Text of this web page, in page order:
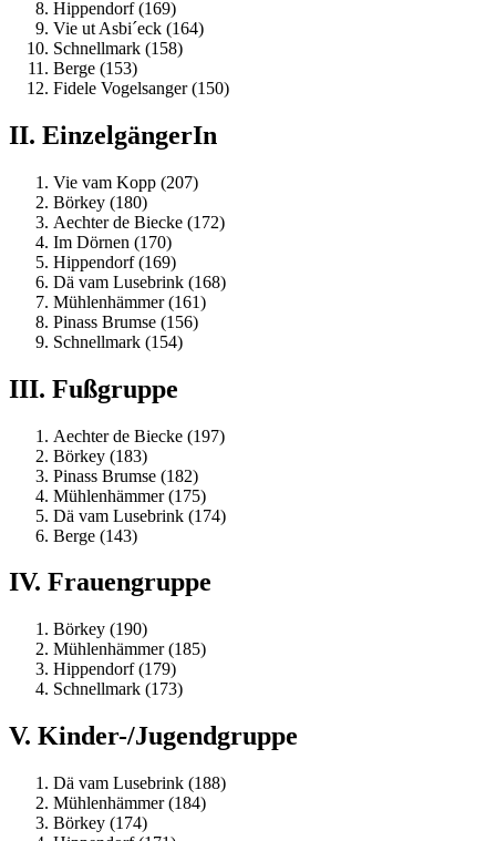
Hippendorf (169)
Vie ut Asbi´eck (164)
Schnellmark (158)
Berge (153)
Fidele Vogelsanger (150)
II. EinzelgängerIn
Vie vam Kopp (207)
Börkey (180)
Aechter de Biecke (172)
Im Dörnen (170)
Hippendorf (169)
Dä vam Lusebrink (168)
Mühlenhämmer (161)
Pinass Brumse (156)
Schnellmark (154)
III. Fußgruppe
Aechter de Biecke (197)
Börkey (183)
Pinass Brumse (182)
Mühlenhämmer (175)
Dä vam Lusebrink (174)
Berge (143)
IV. Frauengruppe
Börkey (190)
Mühlenhämmer (185)
Hippendorf (179)
Schnellmark (173)
V. Kinder-/Jugendgruppe
Dä vam Lusebrink (188)
Mühlenhämmer (184)
Börkey (174)